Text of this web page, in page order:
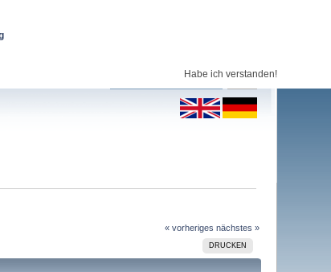
Habe ich verstanden!
« vorheriges nächstes »
DRUCKEN